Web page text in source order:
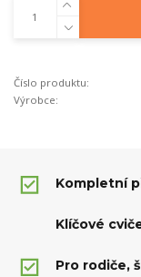
Číslo produktu:
Výrobce:
Kompletní
Klíčové
Pro rodiče,